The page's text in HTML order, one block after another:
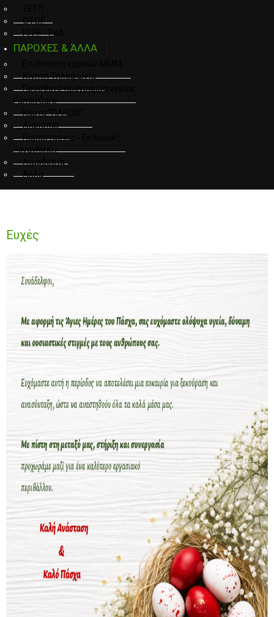
ΟΤΟΕ
ΓΣΕΕ - ΕΚΑ
ΠΑΡΟΧΕΣ & ΆΛΛΑ
Κινητή Τηλεφωνία
Πρόσθετο πρόγραμμα υγείας
FamilyCare
Κάρτα "ΠΑΡΟΝ"
Διακοπές
Παραστάσεις - Εκδρομές -
Ξεναγήσεις
Αιμοδοσία
Άλλα
Ευχές